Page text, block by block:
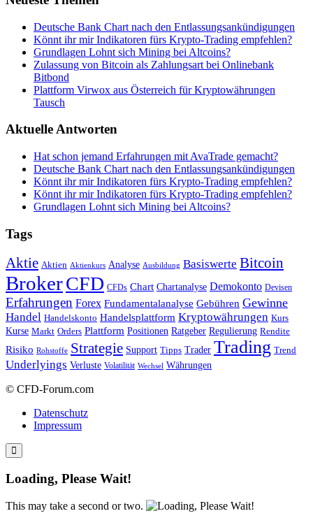
Deutsche Bank Chart nach den Entlassungsankündigungen
Könnt ihr mir Indikatoren fürs Krypto-Trading empfehlen?
Grundlagen Lohnt sich Mining bei Altcoins?
Zulassung von Bitcoin als Zahlungsart bei Onlinebank
Bitbond
Plattform Virwox aus Österreich für Kryptowährungen
Tausch
Aktuelle Antworten
Hat schon jemand Erfahrungen mit AvaTrade gemacht?
Deutsche Bank Chart nach den Entlassungsankündigungen
Könnt ihr mir Indikatoren fürs Krypto-Trading empfehlen?
Könnt ihr mir Indikatoren fürs Krypto-Trading empfehlen?
Grundlagen Lohnt sich Mining bei Altcoins?
Tags
Aktie Aktien Aktienkurs Analyse Ausbildung Basiswerte Bitcoin
BrokerCFD CFDs Chart Chartanalyse Demokonto Devisen
Erfahrungen Forex Fundamentalanalyse Gebühren Gewinne
Handel Handelskonto Handelsplattform Kryptowährungen Kurs
Kurse Markt Orders Plattform Positionen Ratgeber Regulierung Rendite
Risiko Rohstoffe Strategie Support Tipps Trader Trading Trend
Underlyings Verluste Volatilität Wechsel Währungen
© CFD-Forum.com
Datenschutz
Impressum
Loading, Please Wait!
This may take a second or two.